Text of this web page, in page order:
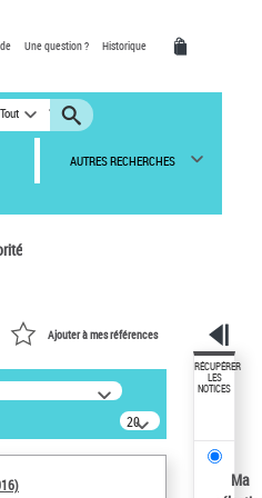
Une question ? Historique
Tout
AUTRES RECHERCHES
Ajouter à mes références
20
résultats/page
RÉCUPÉRER
LES
NOTICES
Ma